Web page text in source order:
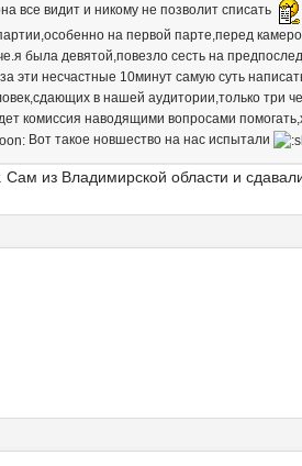
все видит и никому не позволит списать
на первой парте,перед
была девятой,повезло сесть на
несчастные 10минут самую суть
в нашей аудитории,только три
комиссия наводящими вопросами
Вот такое новшество на нас испытали
из Владимирской области и